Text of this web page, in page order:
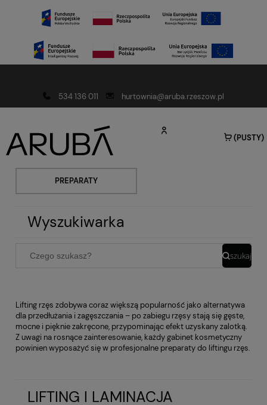
534 136 011
hurtownia@aruba.rzeszow.pl
(PUSTY)
PREPARATY
Wyszukiwarka
szukaj
Lifting rzęs zdobywa coraz większą popularność jako alternatywa
dla przedłużania i zagęszczania – po zabiegu rzęsy stają się gęste,
mocne i pięknie zakręcone, przypominając efekt uzyskany zalotką.
Z uwagi na rosnące zainteresowanie, każdy gabinet kosmetyczny
powinien wyposażyć się w profesjonalne preparaty do liftingu rzęs.
LIFTING I LAMINACJA